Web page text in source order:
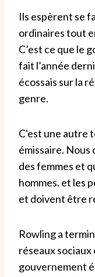
Ils espèrent se
ordinaires tout
C’est ce que le
fait l’année
écossais sur la
genre.
C'est une autre
émissaire. Nous
des femmes et
hommes. et les
et doivent être
Rowling a
réseaux sociaux
gouvernement